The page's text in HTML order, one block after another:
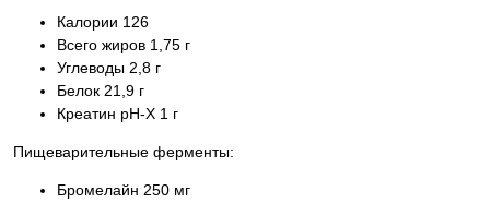
Калории 126
Всего жиров 1,75 г
Углеводы 2,8 г
Белок 21,9 г
Креатин pH-X 1 г
Пищеварительные ферменты:
Бромелайн 250 мг